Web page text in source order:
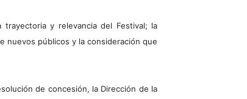
y relevancia del Festival; la
nuevos públicos y la consideración que
de concesión, la Dirección de la